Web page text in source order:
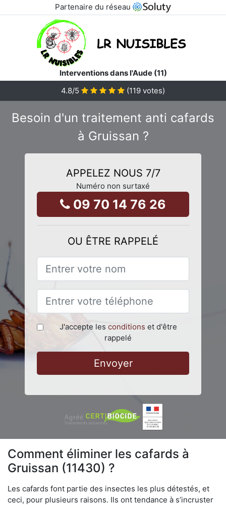
Partenaire du réseau
Interventions dans l'Aude (11)
4.8/5 (119 votes)
Besoin d'un traitement anti cafards
à Gruissan ?
APPELEZ NOUS 7/7
Numéro non surtaxé
09 70 14 76 26
OU ÊTRE RAPPELÉ
J'accepte les conditions et d'être
rappelé
Envoyer
Comment éliminer les cafards à
Gruissan (11430) ?
Les cafards font partie des insectes les plus détestés, et
ceci, pour plusieurs raisons. Ils ont tendance à s’incruster